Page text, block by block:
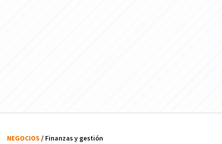
NEGOCIOS / Finanzas y gestión